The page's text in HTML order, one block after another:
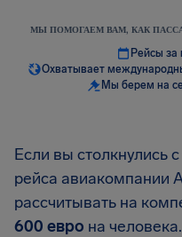
МЫ ПОМОГАЕМ ВАМ, КАК
Рейсы за
Охватывает
Мы берем на
Если вы столкнулись
рейса авиакомпании
рассчитывать на
600 евро на человека.